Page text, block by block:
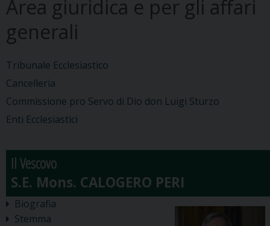
Area giuridica e per gli affari
generali
Tribunale Ecclesiastico
Cancelleria
Commissione pro Servo di Dio don Luigi Sturzo
Enti Ecclesiastici
Il Vescovo
Biografia
Stemma